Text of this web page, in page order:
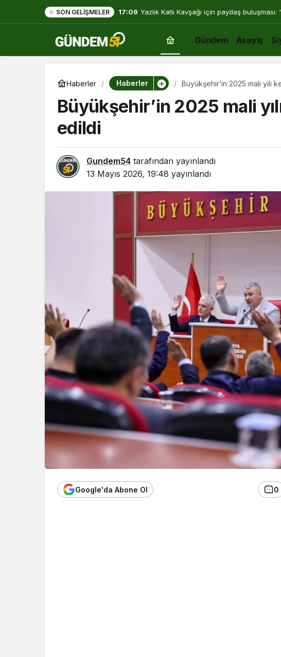
SON GELIŞMELER 17:09 Yazlık Katlı Kavşağı için paydaş buluşması:
Gündem Asayiş
Haberler Haberler Büyükşehir’in 2025 mali yılı
Büyükşehir’in 2025 mali
edildi
Gundem54 tarafından yayınlandı
13 Mayıs 2026, 19:48 yayınlandı
Google'da Abone Ol 0